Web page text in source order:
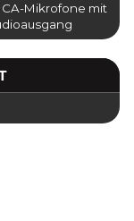
Mikrofone mit